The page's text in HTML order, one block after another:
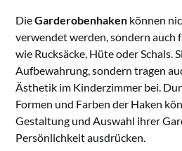
DieGarderobenhaken können
verwendet werden, sondern auch
wie Rucksäcke, Hüte oder Schals.
Aufbewahrung, sondern tragen
Ästhetik im Kinderzimmer bei.
Formen und Farben der Haken
Gestaltung und Auswahl ihrer
Persönlichkeit ausdrücken.